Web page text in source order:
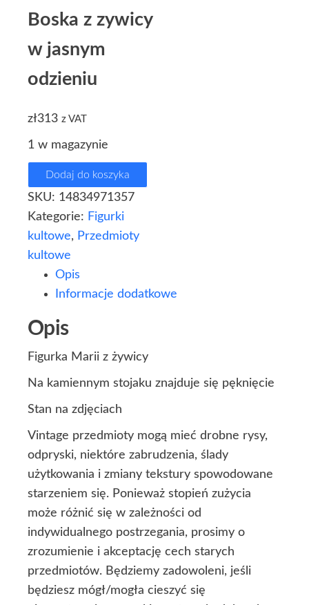
Boska z zywicy
w jasnym
odzieniu
zł313 z VAT
1 w magazynie
Dodaj do koszyka
SKU: 14834971357
Kategorie: Figurki
kultowe, Przedmioty
kultowe
Opis
Informacje dodatkowe
Opis
Figurka Marii z żywicy
Na kamiennym stojaku znajduje się pęknięcie
Stan na zdjęciach
Vintage przedmioty mogą mieć drobne rysy,
odpryski, niektóre zabrudzenia, ślady
użytkowania i zmiany tekstury spowodowane
starzeniem się. Ponieważ stopień zużycia
może różnić się w zależności od
indywidualnego postrzegania, prosimy o
zrozumienie i akceptację cech starych
przedmiotów. Będziemy zadowoleni, jeśli
będziesz mógł/mogła cieszyć się